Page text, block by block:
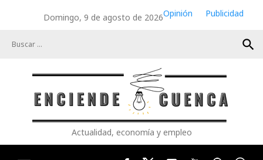
Domingo, 9 de agosto de 2026Opinión
Publicidad
search
Actualidad, economía y empleo